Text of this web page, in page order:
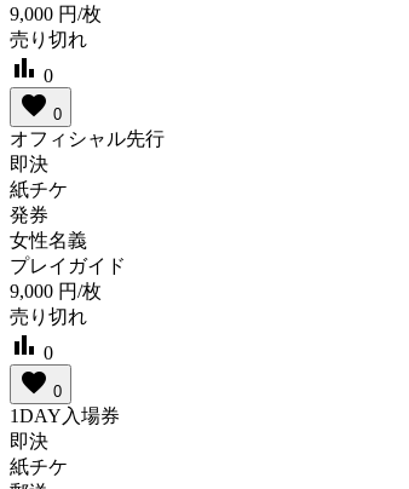
9,000 円/枚
売り切れ
bar_chart 0
favorite 0
オフィシャル先行
即決
紙チケ
発券
女性名義
プレイガイド
9,000 円/枚
売り切れ
bar_chart 0
favorite 0
1DAY入場券
即決
紙チケ